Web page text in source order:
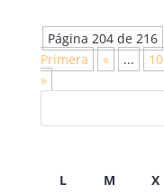
Página 204 de 216
Primera
« ... 10
»
L M X